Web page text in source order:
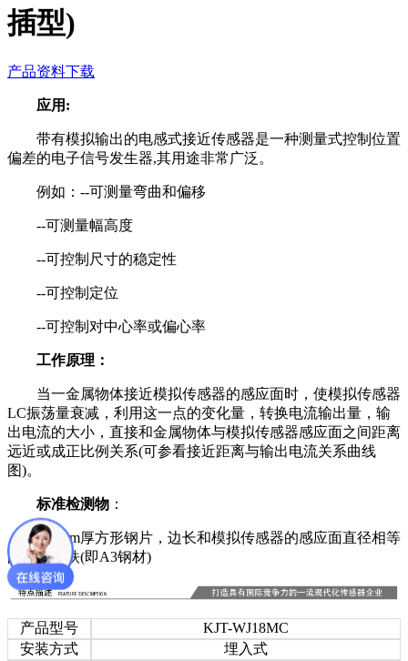
插型)
产品资料下载
应用:
带有模拟输出的电感式接近传感器是一种测量式控制位置
偏差的电子信号发生器,其用途非常广泛。
例如：--可测量弯曲和偏移
--可测量幅高度
--可控制尺寸的稳定性
--可控制定位
--可控制对中心率或偏心率
工作原理：
当一金属物体接近模拟传感器的感应面时，使模拟传感器
LC振荡量衰减，利用这一点的变化量，转换电流输出量，输
出电流的大小，直接和金属物体与模拟传感器感应面之间距离
远近或成正比例关系(可参看接近距离与输出电流关系曲线
图)。
标准检测物 ：
用1mm厚方形钢片，边长和模拟传感器的感应面直径相等
的电工软铁(即A3钢材)
产品型号
KJT-WJ18MC
安装方式
埋入式